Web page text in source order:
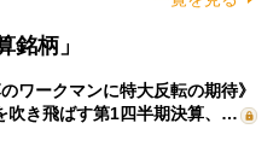
銘柄」
ワークマンに特大反転の期待》
吹き飛ばす第1四半期決算、…